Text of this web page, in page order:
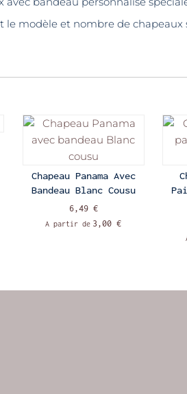
modèle et nombre de
Chapeau Panama Avec
Bandeau Blanc Cousu
6,49 €
A partir de 3,00 €